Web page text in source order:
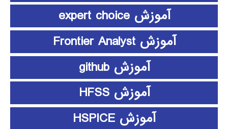
آموزش expert choice
آموزش Frontier Analyst
آموزش github
آموزش HFSS
آموزش HSPICE